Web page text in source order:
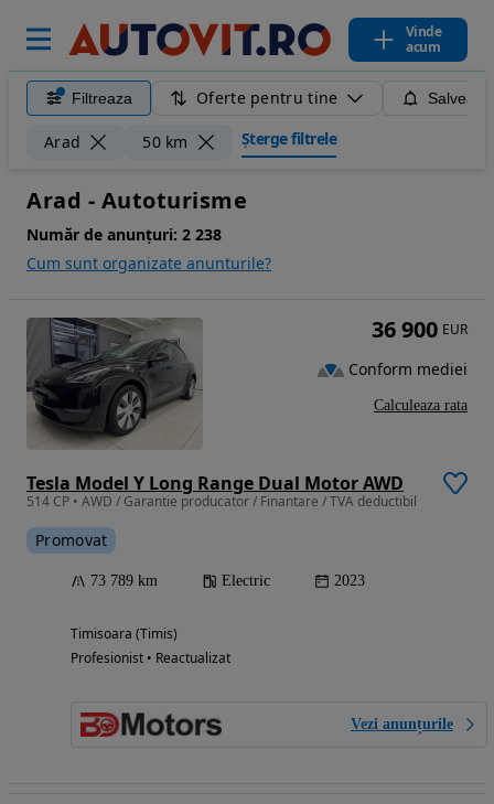
Vinde
acum
Filtreaza Oferte pentru tine
Arad 50 km Șterge filtrele
Arad - Autoturisme
Număr de anunțuri: 2 238
Cum sunt organizate anunturile?
Tesla Model Y Long Range Dual Motor AWD
514 CP • AWD / Garantie producator / Finantare / TVA deductibil
Promovat
73 789 km Electric 2023
Timisoara (Timis)
Profesionist • Reactualizat
Vezi anunțurile
36 900 EUR
Conform mediei
Calculeaza rata